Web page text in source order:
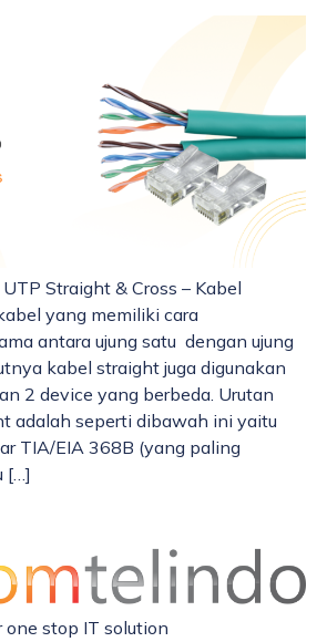
Straight & Cross – Kabel
yang memiliki cara
antara ujung satu dengan ujung
kabel straight juga digunakan
2 device yang berbeda. Urutan
adalah seperti dibawah ini yaitu
TIA/EIA 368B (yang paling
[…]
one stop IT solution